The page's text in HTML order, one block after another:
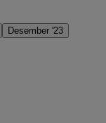
Desember '23